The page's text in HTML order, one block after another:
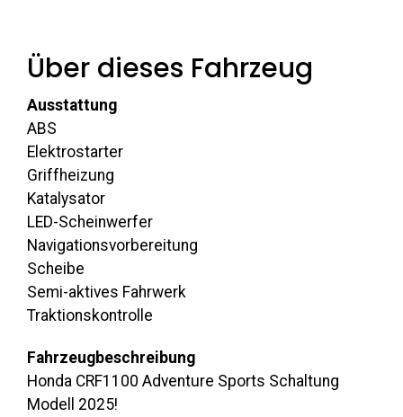
Über dieses Fahrzeug
Ausstattung
ABS
Elektrostarter
Griffheizung
Katalysator
LED-Scheinwerfer
Navigationsvorbereitung
Scheibe
Semi-aktives Fahrwerk
Traktionskontrolle
Fahrzeugbeschreibung
Honda CRF1100 Adventure Sports Schaltung
Modell 2025!